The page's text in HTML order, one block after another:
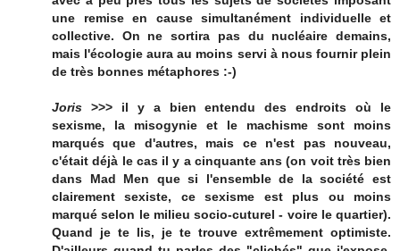
une remise en cause simultanément individuelle et
collective. On ne sortira pas du nucléaire demains,
mais l'écologie aura au moins servi à nous fournir plein
de très bonnes métaphores :-)
Joris >>> il y a bien entendu des endroits où le
sexisme, la misogynie et le machisme sont moins
marqués que d'autres, mais ce n'est pas nouveau,
c'était déjà le cas il y a cinquante ans (on voit très bien
dans Mad Men que si l'ensemble de la société est
clairement sexiste, ce sexisme est plus ou moins
marqué selon le milieu socio-cuturel - voire le quartier).
Quand je te lis, je te trouve extrêmement optimiste.